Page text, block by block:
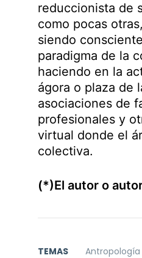
reduccionista de
como pocas
siendo
paradigma de la
haciendo en la
ágora o plaza de
asociaciones de
profesionales y
virtual donde el
colectiva.
(*)El autor o
TEMAS Antropología